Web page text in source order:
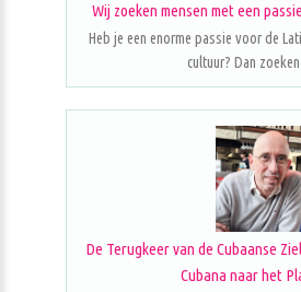
Wij zoeken mensen met een
Heb je een enorme passie voor de
cultuur? Dan
De Terugkeer van de Cubaanse
Cubana naar het